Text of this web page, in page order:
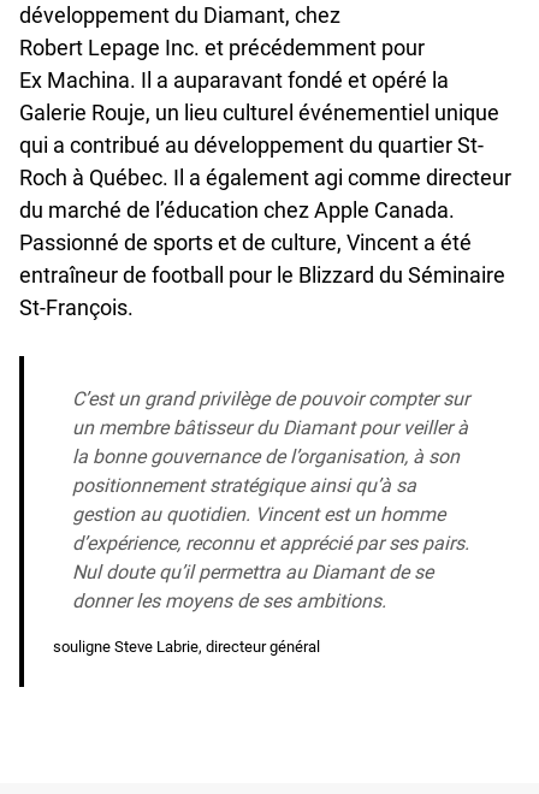
développement du Diamant, chez
Robert Lepage Inc. et précédemment pour
Ex Machina. Il a auparavant fondé et opéré la
Galerie Rouje, un lieu culturel événementiel unique
qui a contribué au développement du quartier St-
Roch à Québec. Il a également agi comme directeur
du marché de l’éducation chez Apple Canada.
Passionné de sports et de culture, Vincent a été
entraîneur de football pour le Blizzard du Séminaire
St-François.
C’est un grand privilège de pouvoir compter sur
un membre bâtisseur du Diamant pour veiller à
la bonne gouvernance de l’organisation, à son
positionnement stratégique ainsi qu’à sa
gestion au quotidien. Vincent est un homme
d’expérience, reconnu et apprécié par ses pairs.
Nul doute qu’il permettra au Diamant de se
donner les moyens de ses ambitions.
souligne Steve Labrie, directeur général